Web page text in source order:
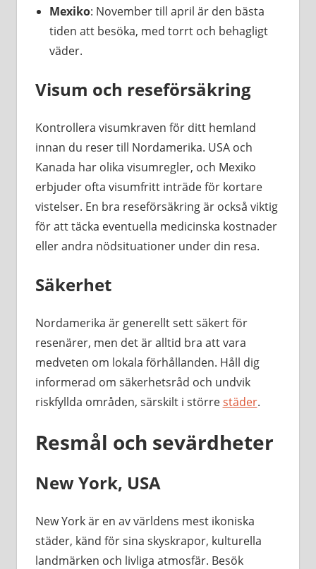
Mexiko: November till april är den bästa
tiden att besöka, med torrt och behagligt
väder.
Visum och reseförsäkring
Kontrollera visumkraven för ditt hemland
innan du reser till Nordamerika. USA och
Kanada har olika visumregler, och Mexiko
erbjuder ofta visumfritt inträde för kortare
vistelser. En bra reseförsäkring är också viktig
för att täcka eventuella medicinska kostnader
eller andra nödsituationer under din resa.
Säkerhet
Nordamerika är generellt sett säkert för
resenärer, men det är alltid bra att vara
medveten om lokala förhållanden. Håll dig
informerad om säkerhetsråd och undvik
riskfyllda områden, särskilt i störrestäder.
Resmål och sevärdheter
New York, USA
New York är en av världens mest ikoniska
städer, känd för sina skyskrapor, kulturella
landmärken och livliga atmosfär. Besök